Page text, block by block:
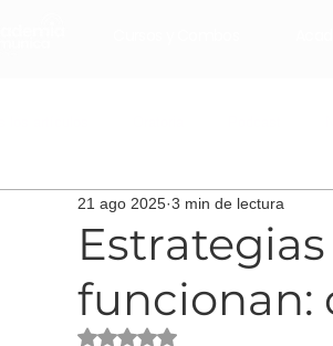
Cómo desarrollar tu carrera laboral Email
funcionan:
21 ago 2025 3 min de lectura
Obtuvo NaN de 5 estrellas.